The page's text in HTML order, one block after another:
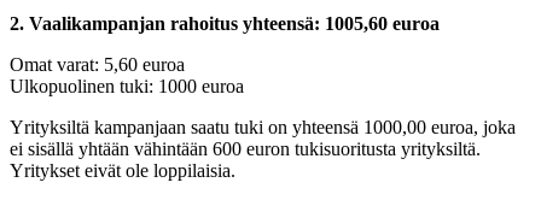
2. Vaalikampanjan rahoitus yhteensä: 1005,60 euroa
Omat varat: 5,60 euroa
Ulkopuolinen tuki: 1000 euroa
Yrityksiltä kampanjaan saatu tuki on yhteensä 1000,00 euroa, joka
ei sisällä yhtään vähintään 600 euron tukisuoritusta yrityksiltä.
Yritykset eivät ole loppilaisia.